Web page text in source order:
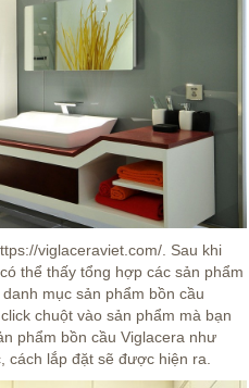
viglaceraviet.com/. Sau khi
thể thấy tổng hợp các sản phẩm
mục sản phẩm bồn cầu
chuột vào sản phẩm mà bạn
phẩm bồn cầu Viglacera như
lắp đặt sẽ được hiện ra.